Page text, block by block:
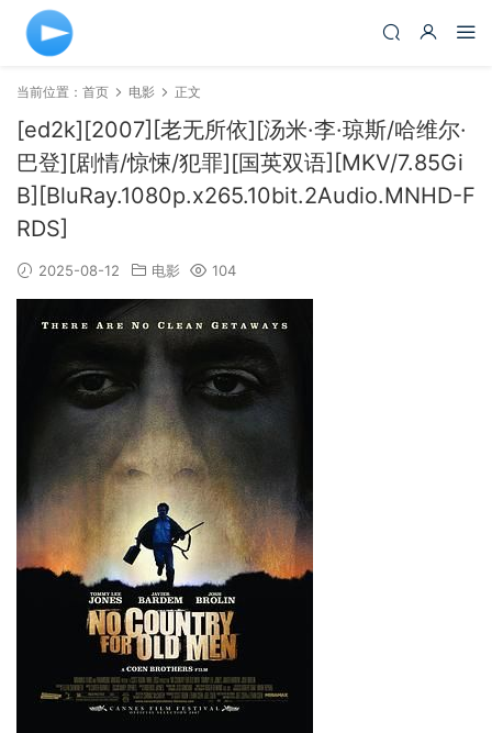
当前位置： 首页 电影 正文
[ed2k][2007][老无所依][汤米·李·琼斯/哈维尔·
巴登][剧情/惊悚/犯罪][国英双语][MKV/7.85Gi
B][BluRay.1080p.x265.10bit.2Audio.MNHD-F
RDS]
2025-08-12 电影 104